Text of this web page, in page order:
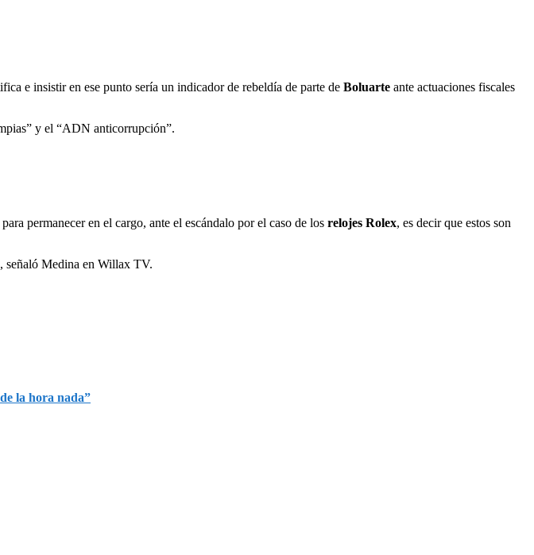
e insistir en ese punto sería un indicador de rebeldía de parte de Boluarte ante actuaciones fiscales
y el “ADN anticorrupción”.
para permanecer en el cargo, ante el escándalo por el caso de los relojes Rolex, es decir que estos son
señaló Medina en Willax TV.
la hora nada”